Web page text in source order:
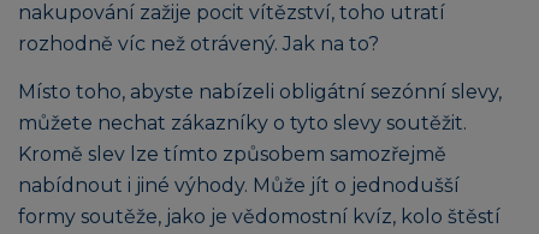
nakupování zažije pocit vítězství, toho utratí
rozhodně víc než otrávený. Jak na to?
Místo toho, abyste nabízeli obligátní sezónní slevy,
můžete nechat zákazníky o tyto slevy soutěžit.
Kromě slev lze tímto způsobem samozřejmě
nabídnout i jiné výhody. Může jít o jednodušší
formy soutěže, jako je vědomostní kvíz, kolo štěstí